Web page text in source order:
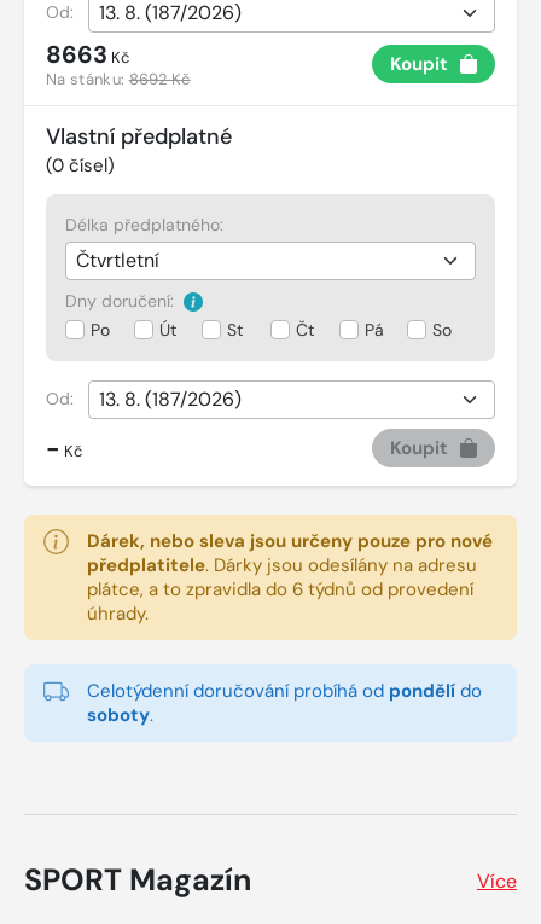
Od:
8663 Kč
Na stánku:8692 Kč
Koupit
Vlastní předplatné
(0 čísel)
Délka předplatného:
Dny doručení:
Po
Út St Čt Pá So
Od:
- Kč Koupit
Dárek, nebo sleva jsou určeny pouze pro nové
předplatitele. Dárky jsou odesílány na adresu
plátce, a to zpravidla do 6 týdnů od provedení
úhrady.
Celotýdenní doručování probíhá od pondělí do
soboty.
SPORT Magazín Více